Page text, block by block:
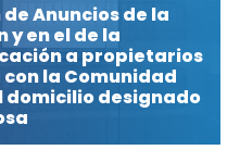
Anuncios de la
en el de la
a propietarios
la Comunidad
domicilio designado